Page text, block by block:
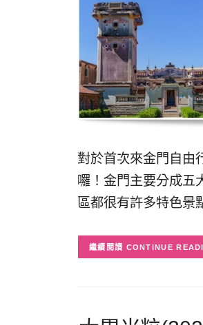
對於首次來金門自由
囉！金門主要分成五
區都很有許多特色景
CONTINUE